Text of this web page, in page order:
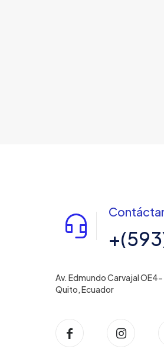
Av. Edmundo Carvajal OE4-
Quito, Ecuador